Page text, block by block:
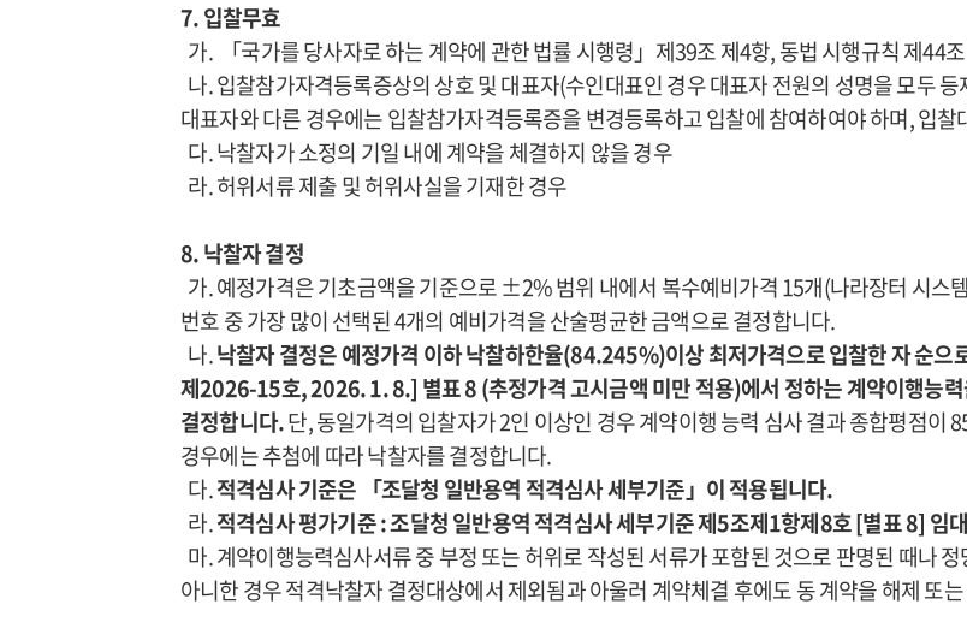
7. 입찰무효
가. 「국가를 당사자로 하는 계약에 관한 법률 시행령」제39조 제4항, 동법 시행규칙 제44
나. 입찰참가자격등록증상의 상호 및 대표자(수인대표인 경우 대표자 전원의 성명을 모두
대표자와 다른 경우에는 입찰참가자격등록증을 변경등록하고 입찰에 참여하여야 하며, 입
다. 낙찰자가 소정의 기일 내에 계약을 체결하지 않을 경우
라. 허위서류 제출 및 허위사실을 기재한 경우
8. 낙찰자 결정
가. 예정가격은 기초금액을 기준으로 ±2% 범위 내에서 복수예비가격 15개(나라장터 시스
번호 중 가장 많이 선택된 4개의 예비가격을 산술평균한 금액으로 결정합니다.
나.낙찰자 결정은 예정가격 이하 낙찰하한율(84.245%)이상 최저가격으로 입찰한 자 순
제2026-15호, 2026. 1. 8.] 별표 8 (추정가격 고시금액 미만 적용)에서 정하는 계약이행능
결정합니다.단, 동일가격의 입찰자가 2인 이상인 경우 계약이행 능력 심사 결과 종합평점이
경우에는 추첨에 따라 낙찰자를 결정합니다.
다.적격심사 기준은 「조달청 일반용역 적격심사 세부기준」이 적용됩니다.
라.적격심사 평가기준 : 조달청 일반용역 적격심사 세부기준 제5조제1항제8호 [별표 8] 임
마. 계약이행능력심사서류 중 부정 또는 허위로 작성된 서류가 포함된 것으로 판명된 때나
아니한 경우 적격낙찰자 결정대상에서 제외됨과 아울러 계약체결 후에도 동 계약을 해제 또